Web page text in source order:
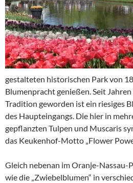
gestalteten historischen Park von
Blumenpracht genießen. Seit
Tradition geworden ist ein riesiges
des Haupteingangs. Die hier in
gepflanzten Tulpen und Muscaris
das Keukenhof-Motto „Flower
Gleich nebenan im Oranje-Nassau-
wie die „Zwiebelblumen“ in